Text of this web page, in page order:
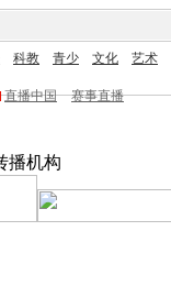
科教 青少 文化 艺术
直播中国
赛事直播
播机构